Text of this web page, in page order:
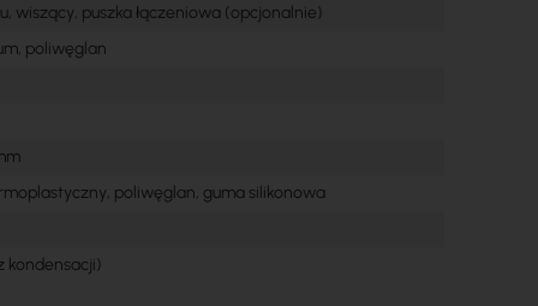
wiszący, puszka łączeniowa (opcjonalnie)
poliwęglan
poliwęglan, guma silikonowa
kondensacji)